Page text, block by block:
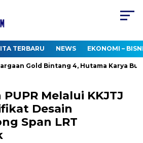
TERBARU NEWS EKONOMI –
Gold Bintang 4, Hutama Karya
Melalui KKJTJ
Desain
Span LRT